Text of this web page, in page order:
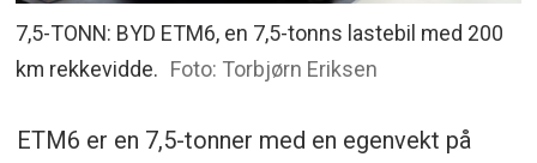
7,5-TONN: BYD ETM6, en 7,5-tonns lastebil med 200
km rekkevidde. Foto: Torbjørn Eriksen
ETM6 er en 7,5-tonner med en egenvekt på